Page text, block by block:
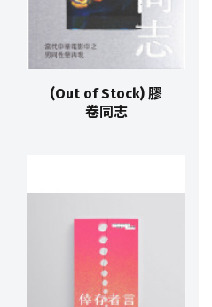
(Out of Stock) 膠
卷同志